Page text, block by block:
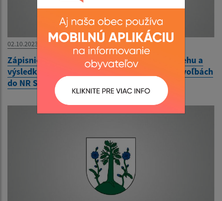
02.10.2023
Zápisnica okrskovej volebnej komisie o priebehu a
výsledku hlasovania vo volebnom okrsku vo voľbách
do NR SR 30.9.2023